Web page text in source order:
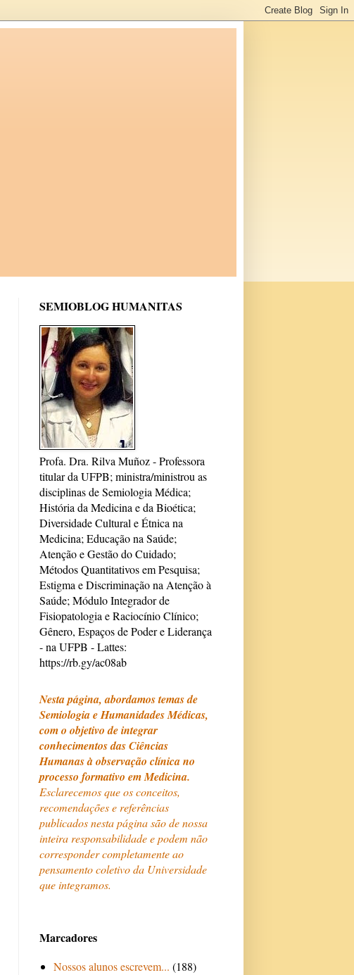
SEMIOBLOG HUMANITAS
Profa. Dra. Rilva Muñoz - Professora
titular da UFPB; ministra/ministrou as
disciplinas de Semiologia Médica;
História da Medicina e da Bioética;
Diversidade Cultural e Étnica na
Medicina; Educação na Saúde;
Atenção e Gestão do Cuidado;
Métodos Quantitativos em Pesquisa;
Estigma e Discriminação na Atenção à
Saúde; Módulo Integrador de
Fisiopatologia e Raciocínio Clínico;
Gênero, Espaços de Poder e Liderança
- na UFPB - Lattes:
https://rb.gy/ac08ab
Nesta página, abordamos temas de
Semiologia e Humanidades Médicas,
com o objetivo de integrar
conhecimentos das Ciências
Humanas à observação clínica no
processo formativo em Medicina.
Esclarecemos que os conceitos,
recomendações e referências
publicados nesta página são de nossa
inteira responsabilidade e podem não
corresponder completamente ao
pensamento coletivo da Universidade
que integramos.
Marcadores
Nossos alunos escrevem... (188)